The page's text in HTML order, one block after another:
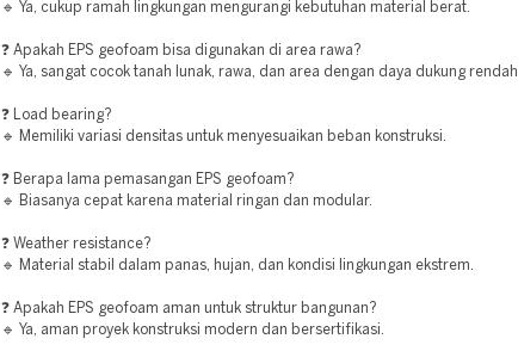
🔹 Ya, cukup ramah lingkungan mengurangi kebutuhan material berat.
❓ Apakah EPS geofoam bisa digunakan di area rawa?
🔹 Ya, sangat cocok tanah lunak, rawa, dan area dengan daya dukung rendah.
❓ Load bearing?
🔹 Memiliki variasi densitas untuk menyesuaikan beban konstruksi.
❓ Berapa lama pemasangan EPS geofoam?
🔹 Biasanya cepat karena material ringan dan modular.
❓ Weather resistance?
🔹 Material stabil dalam panas, hujan, dan kondisi lingkungan ekstrem.
❓ Apakah EPS geofoam aman untuk struktur bangunan?
🔹 Ya, aman proyek konstruksi modern dan bersertifikasi.